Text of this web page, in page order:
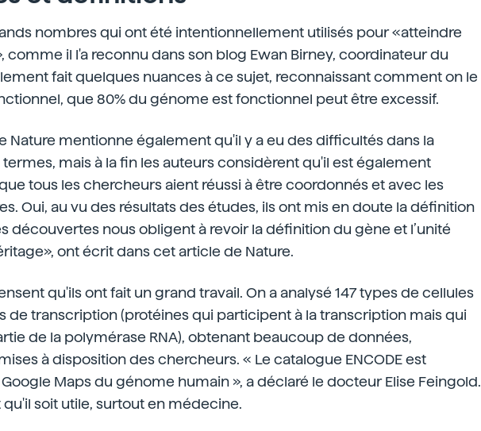
nombres qui ont été intentionnellement utilisés pour «atteindre
comme il l'a reconnu dans son blog Ewan Birney, coordinateur du
fait quelques nuances à ce sujet, reconnaissant comment on le
que 80% du génome est fonctionnel peut être excessif.
Nature mentionne également qu'il y a eu des difficultés dans la
mais à la fin les auteurs considèrent qu'il est également
tous les chercheurs aient réussi à être coordonnés et avec les
Oui, au vu des résultats des études, ils ont mis en doute la définition
découvertes nous obligent à revoir la définition du gène et l’unité
ont écrit dans cet article de Nature.
qu'ils ont fait un grand travail. On a analysé 147 types de cellules
de transcription (protéines qui participent à la transcription mais qui
de la polymérase RNA), obtenant beaucoup de données,
à disposition des chercheurs. « Le catalogue ENCODE est
Maps du génome humain », a déclaré le docteur Elise Feingold.
qu'il soit utile, surtout en médecine.